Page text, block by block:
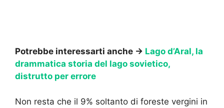
Potrebbe interessarti anche → Lago d’Aral, la
drammatica storia del lago sovietico,
distrutto per errore
Non resta che il 9% soltanto di foreste vergini in